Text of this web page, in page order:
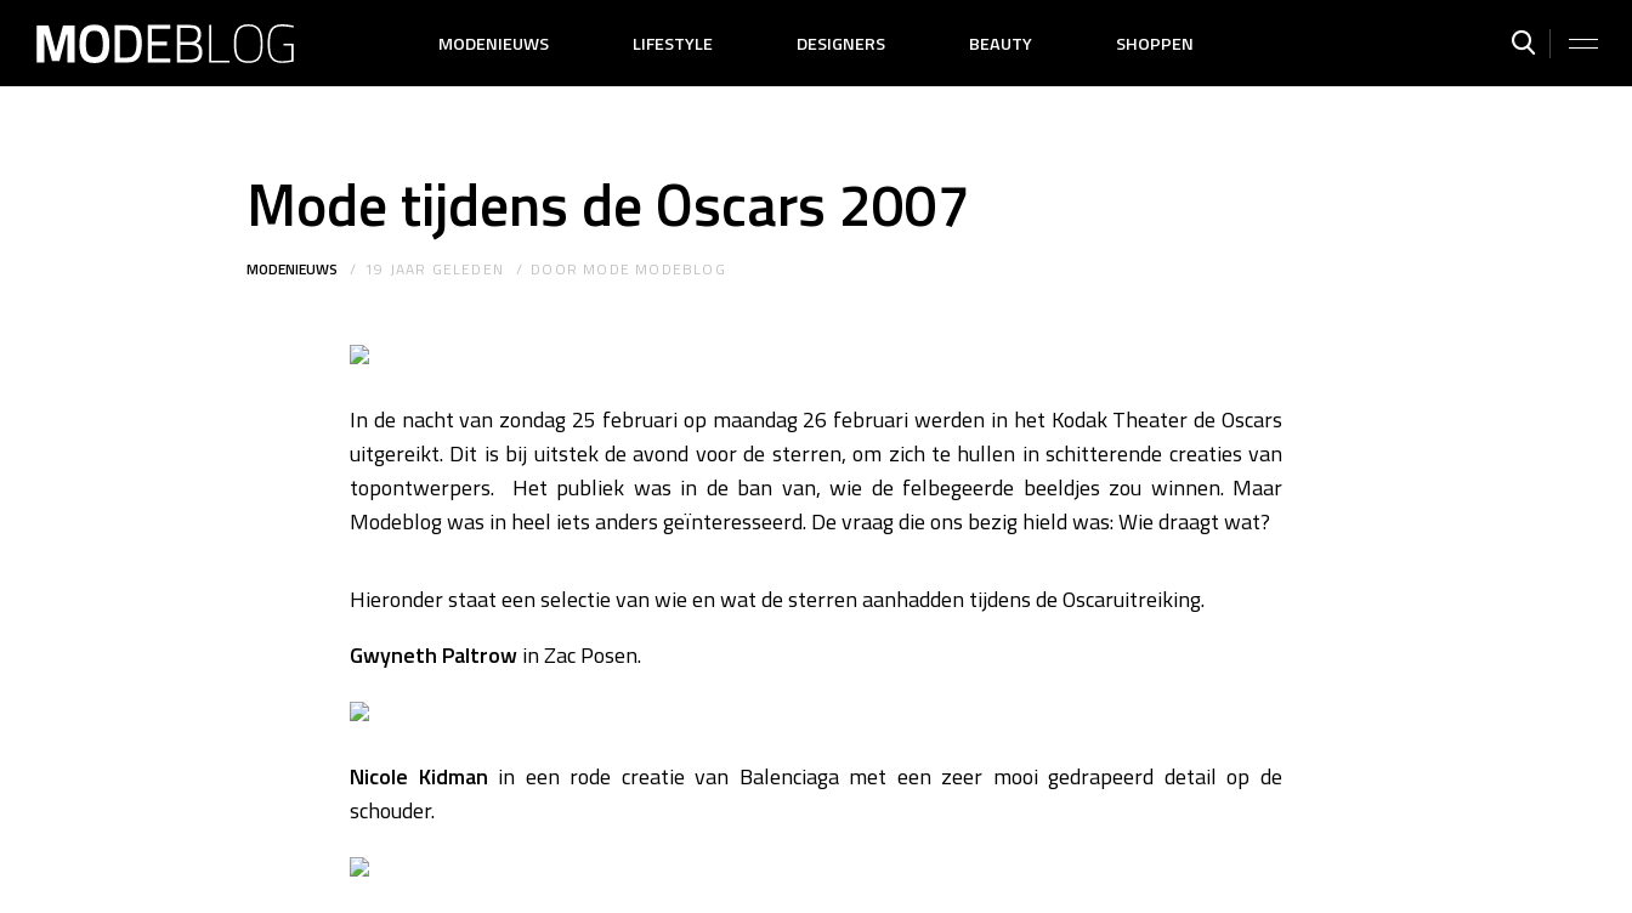
MODENIEUWS LIFESTYLE DESIGNERS BEAUTY SHOPPEN
Mode tijdens de Oscars 2007
MODENIEUWS 19 JAAR GELEDEN DOOR MODE MODEBLOG
In de nacht van zondag 25 februari op maandag 26 februari werden in het Kodak Theater de Oscars
uitgereikt. Dit is bij uitstek de avond voor de sterren, om zich te hullen in schitterende creaties van
topontwerpers. Het publiek was in de ban van, wie de felbegeerde beeldjes zou winnen. Maar
Modeblog was in heel iets anders geïnteresseerd. De vraag die ons bezig hield was: Wie draagt wat?
Hieronder staat een selectie van wie en wat de sterren aanhadden tijdens de Oscaruitreiking.
Gwyneth Paltrowin Zac Posen.
Nicole Kidman in een rode creatie van Balenciaga met een zeer mooi gedrapeerd detail op de
schouder.